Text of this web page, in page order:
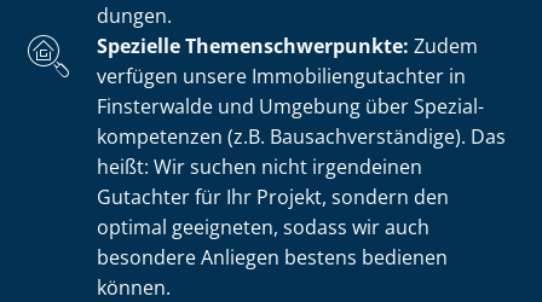
dun­gen.
Spezielle The­men­schwer­punk­te: Zudem
verfügen unsere Im­mo­bi­li­en­gut­ach­ter in
Finsterwalde und Umgebung über Spe­zi­al­
kom­pe­ten­zen (z.B. Bau­sach­ver­stän­di­ge). Das
heißt: Wir suchen nicht irgendeinen
Gutachter für Ihr Projekt, sondern den
optimal geeigneten, sodass wir auch
besondere Anliegen bestens bedienen
können.